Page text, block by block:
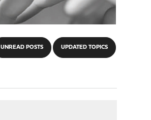
UNREAD POSTS UPDATED TOPICS